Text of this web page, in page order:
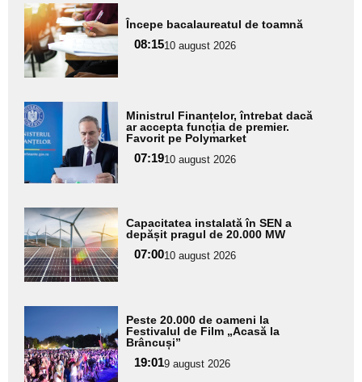
Adaugă
aici textul
pentru
subtitlu
Începe bacalaureatul de toamnă
08:1510 august 2026
Adaugă
aici textul
pentru
subtitlu
Ministrul Finanțelor, întrebat dacă
ar accepta funcția de premier.
Favorit pe Polymarket
07:1910 august 2026
Adaugă
aici textul
pentru
subtitlu
Capacitatea instalată în SEN a
depășit pragul de 20.000 MW
07:0010 august 2026
aici textul
pentru
subtitlu
Peste 20.000 de oameni la
Festivalul de Film „Acasă la
Brâncuși”
19:019 august 2026